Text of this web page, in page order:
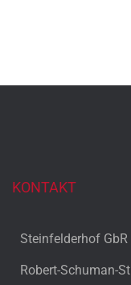
KONTAKT
Steinfelderhof GbR
Robert-Schuman-